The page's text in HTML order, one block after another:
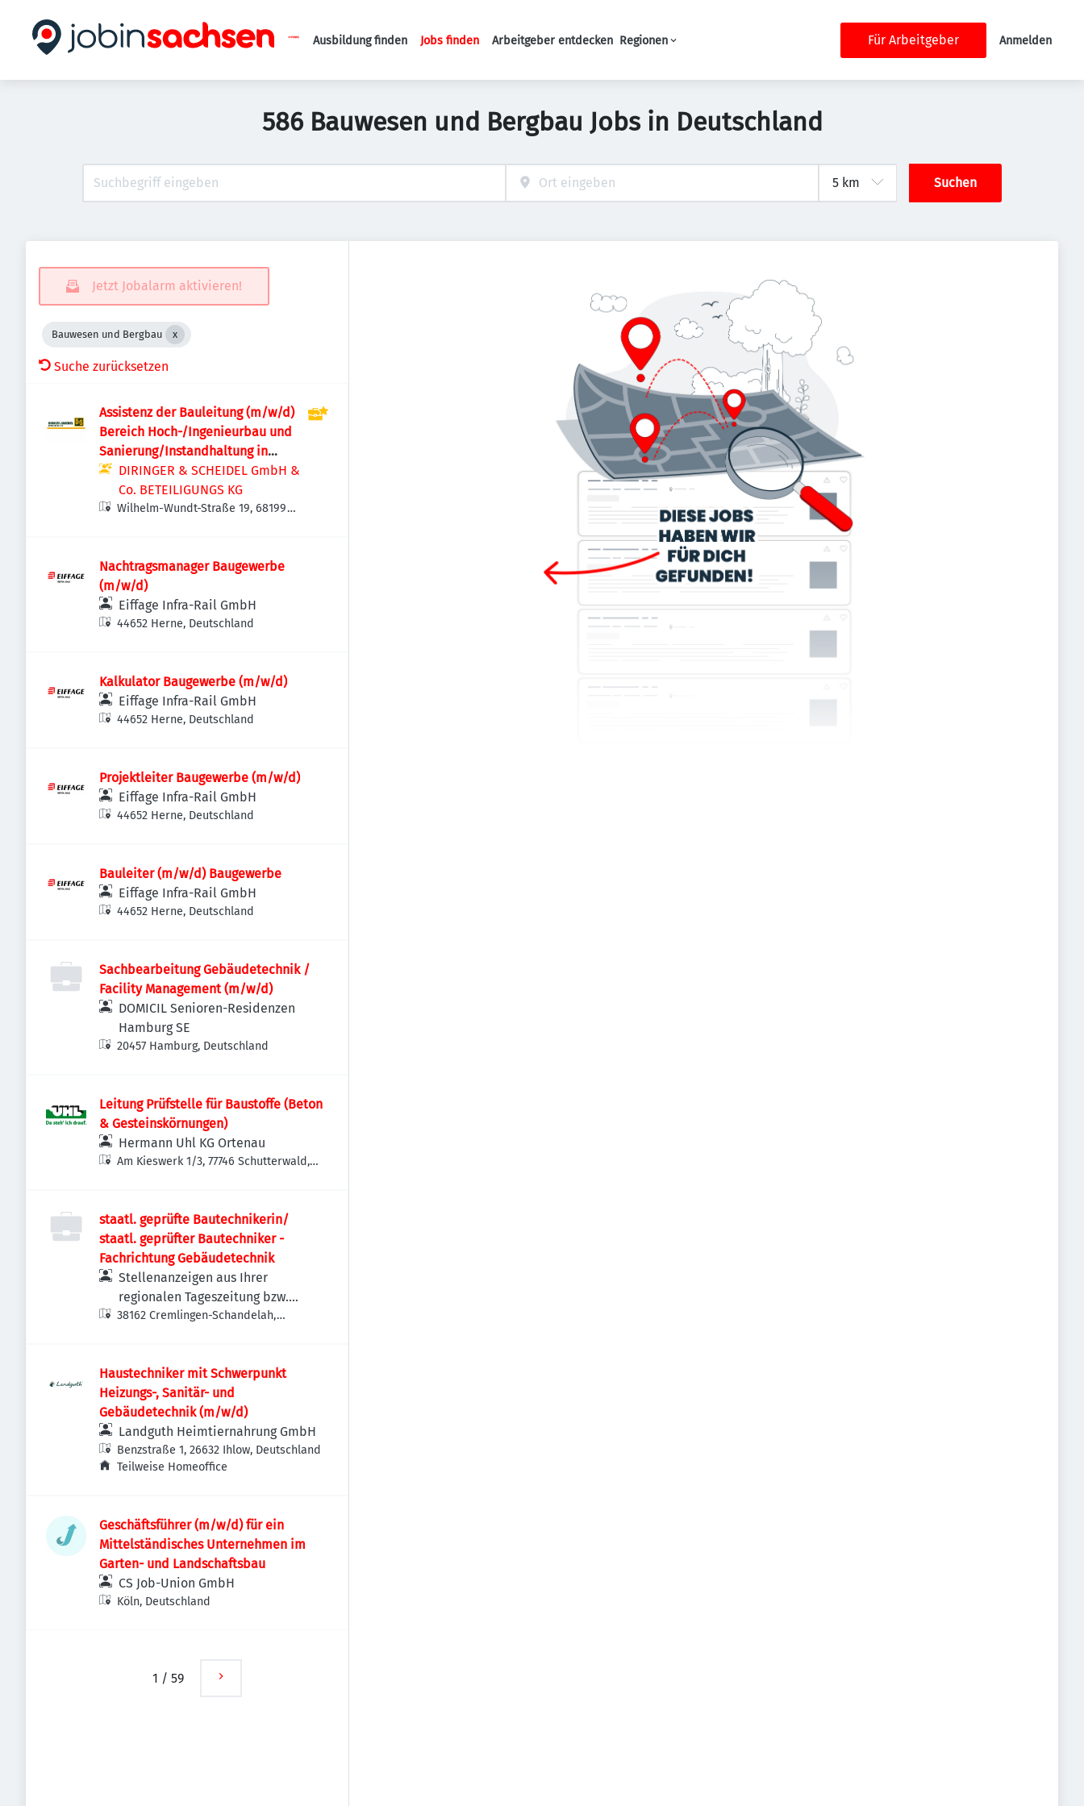
Haupt-Navigation
Ausbildung finden Jobs finden Arbeitgeber entdecken Regionen Für Arbeitgeber Anmelden
586 Bauwesen und Bergbau Jobs in Deutschland
Suchen
Jetzt Jobalarm aktivieren!
Bauwesen und Bergbau
Suche zurücksetzen
Assistenz der Bauleitung (m/w/d)
Bereich Hoch-/Ingenieurbau und
Sanierung/Instandhaltung in
Vollzeit oder Teilzeit
DIRINGER & SCHEIDEL GmbH &
Co. BETEILIGUNGS KG
Wilhelm-Wundt-Straße 19, 68199
Nachtragsmanager Baugewerbe
(m/w/d)
Eiffage Infra-Rail GmbH
44652 Herne, Deutschland
Kalkulator Baugewerbe (m/w/d)
Eiffage Infra-Rail GmbH
44652 Herne, Deutschland
Projektleiter Baugewerbe (m/w/d)
Eiffage Infra-Rail GmbH
44652 Herne, Deutschland
Bauleiter (m/w/d) Baugewerbe
Eiffage Infra-Rail GmbH
44652 Herne, Deutschland
Sachbearbeitung Gebäudetechnik /
Facility Management (m/w/d)
DOMICIL Senioren-Residenzen
Hamburg SE
20457 Hamburg, Deutschland
Leitung Prüfstelle für Baustoffe (Beton
& Gesteinskörnungen)
Hermann Uhl KG Ortenau
Am Kieswerk 1/3, 77746 Schutterwald,
staatl. geprüfte Bautechnikerin/
staatl. geprüfter Bautechniker -
Fachrichtung Gebäudetechnik
Stellenanzeigen aus Ihrer
regionalen Tageszeitung bzw.
Anzeigenzeitung
38162 Cremlingen-Schandelah,
Haustechniker mit Schwerpunkt
Heizungs-, Sanitär- und
Gebäudetechnik (m/w/d)
Landguth Heimtiernahrung GmbH
Benzstraße 1, 26632 Ihlow, Deutschland
Teilweise Homeoffice
Geschäftsführer (m/w/d) für ein
Mittelständisches Unternehmen im
Garten- und Landschaftsbau
CS Job-Union GmbH
Köln, Deutschland
1 / 59